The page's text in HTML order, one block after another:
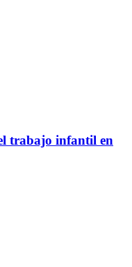
trabajo infantil en